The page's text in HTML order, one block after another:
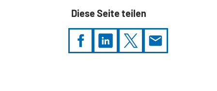
Diese Seite teilen